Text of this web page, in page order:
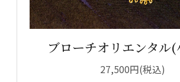
ブローチオリエンタル
27,500円(税込)